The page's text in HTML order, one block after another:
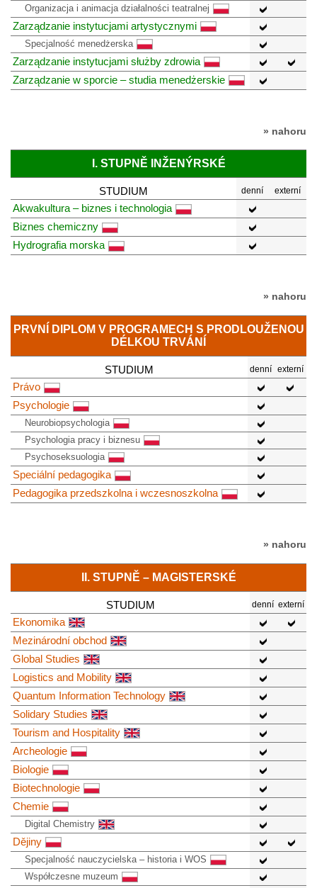
Organizacja i animacja działalności teatralnej
Zarządzanie instytucjami artystycznymi
Specjalność menedżerska
Zarządzanie instytucjami służby zdrowia
Zarządzanie w sporcie – studia menedżerskie
» nahoru
I. STUPNĚ INŽENÝRSKÉ
STUDIUM denní externí
Akwakultura – biznes i technologia
Biznes chemiczny
Hydrografia morska
» nahoru
PRVNÍ DIPLOM V PROGRAMECH S PRODLOUŽENOU
DÉLKOU TRVÁNÍ
STUDIUM denní externí
Právo
Psychologie
Neurobiopsychologia
Psychologia pracy i biznesu
Psychoseksuologia
Speciální pedagogika
Pedagogika przedszkolna i wczesnoszkolna
» nahoru
II. STUPNĚ – MAGISTERSKÉ
STUDIUM denní externí
Ekonomika
Mezinárodní obchod
Global Studies
Logistics and Mobility
Quantum Information Technology
Solidary Studies
Tourism and Hospitality
Archeologie
Biologie
Biotechnologie
Chemie
Digital Chemistry
Dějiny
Specjalność nauczycielska – historia i WOS
Współczesne muzeum